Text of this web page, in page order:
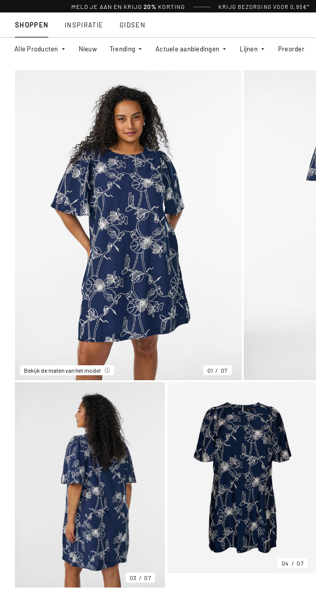
MELD JE AAN EN KRIJG 20% KORTING KRIJG BEZORGING VOOR 0,95€*
SHOPPEN
Alle Producten Nieuw Trending Actuele aanbiedingen Lijnen Preorder
INSPIRATIE GIDSEN
Bekijk de maten van het model 01 07
03 07
04 07